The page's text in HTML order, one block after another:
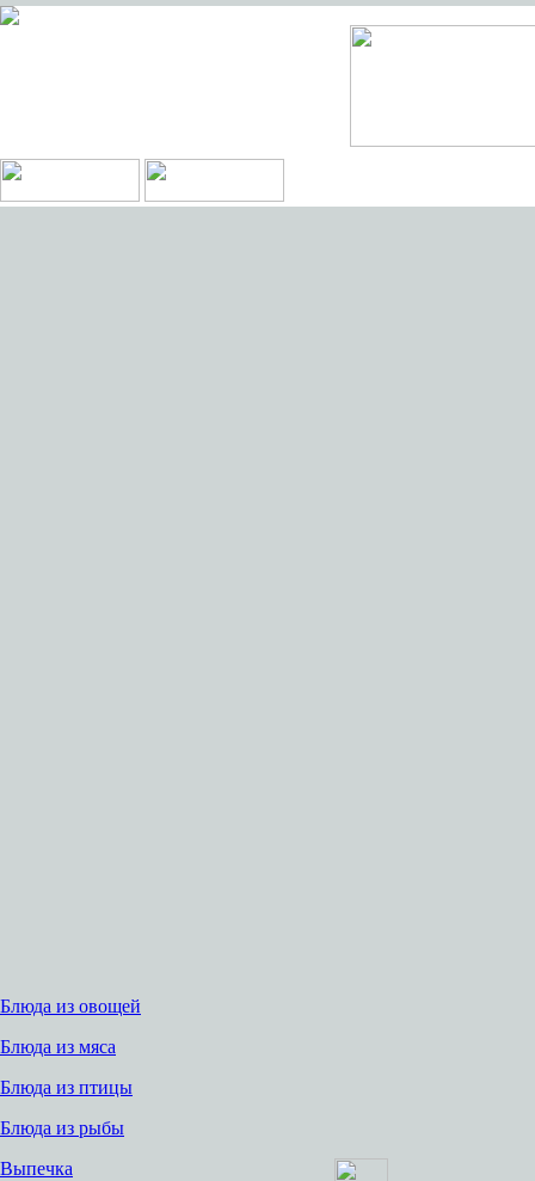
Блюда из овощей
Блюда из мяса
Блюда из птицы
Блюда из рыбы
Выпечка